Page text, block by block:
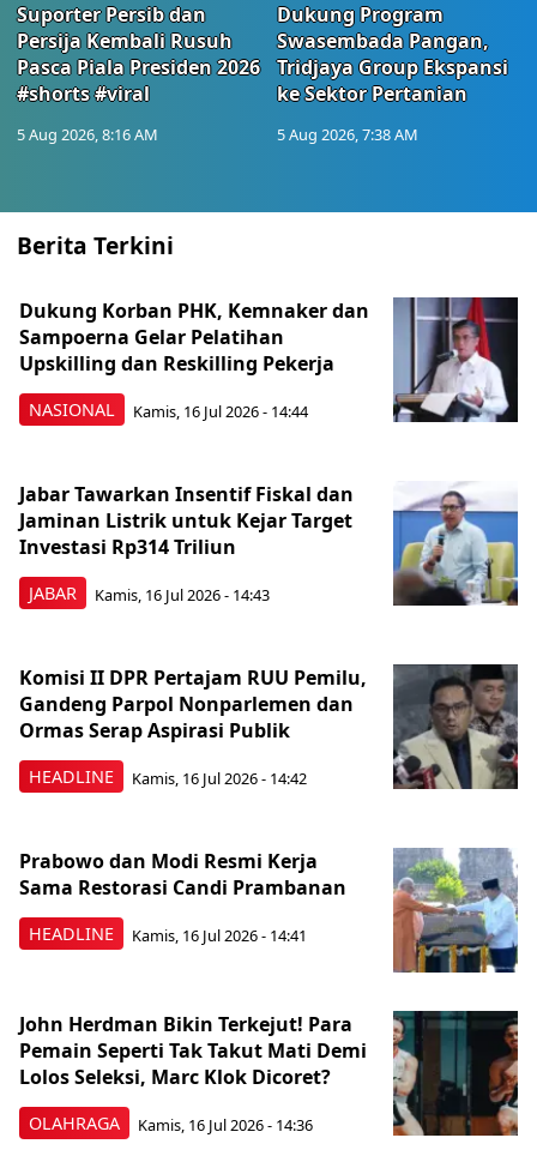
Suporter Persib dan
Persija Kembali Rusuh
Pasca Piala Presiden 2026
#shorts #viral
5 Aug 2026, 8:16 AM
Dukung Program
Swasembada Pangan,
Tridjaya Group Ekspansi
ke Sektor Pertanian
5 Aug 2026, 7:38 AM
Berita Terkini
NASIONAL
Dukung Korban PHK, Kemnaker dan
Sampoerna Gelar Pelatihan
Upskilling dan Reskilling Pekerja
Kamis, 16 Jul 2026 - 14:44
JABAR
Jabar Tawarkan Insentif Fiskal dan
Jaminan Listrik untuk Kejar Target
Investasi Rp314 Triliun
Kamis, 16 Jul 2026 - 14:43
HEADLINE
Komisi II DPR Pertajam RUU Pemilu,
Gandeng Parpol Nonparlemen dan
Ormas Serap Aspirasi Publik
Kamis, 16 Jul 2026 - 14:42
HEADLINE
Prabowo dan Modi Resmi Kerja
Sama Restorasi Candi Prambanan
Kamis, 16 Jul 2026 - 14:41
OLAHRAGA
John Herdman Bikin Terkejut! Para
Pemain Seperti Tak Takut Mati Demi
Lolos Seleksi, Marc Klok Dicoret?
Kamis, 16 Jul 2026 - 14:36